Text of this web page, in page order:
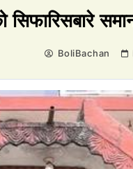
सिफारिसबारे
BoliBachan